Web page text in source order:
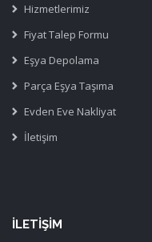
Hizmetlerimiz
Fiyat Talep Formu
Eşya Depolama
Parça Eşya Taşıma
Evden Eve Nakliyat
İletişim
İLETIŞIM